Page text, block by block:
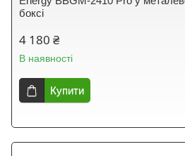
боксі
4 180 ₴
В наявності
Купити